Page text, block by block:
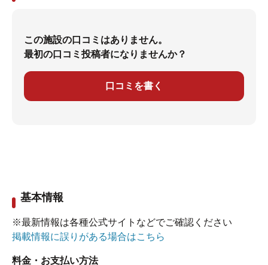
この施設の口コミはありません。
最初の口コミ投稿者になりませんか？
口コミを書く
基本情報
※最新情報は各種公式サイトなどでご確認ください
掲載情報に誤りがある場合はこちら
料金・お支払い方法